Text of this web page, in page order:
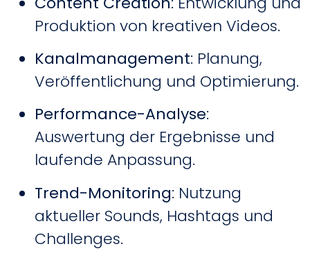
Produktion von kreativen Videos.
Kanalmanagement: Planung,
Veröffentlichung und Optimierung.
Performance-Analyse:
Auswertung der Ergebnisse und
laufende Anpassung.
Trend-Monitoring: Nutzung
aktueller Sounds, Hashtags und
Challenges.